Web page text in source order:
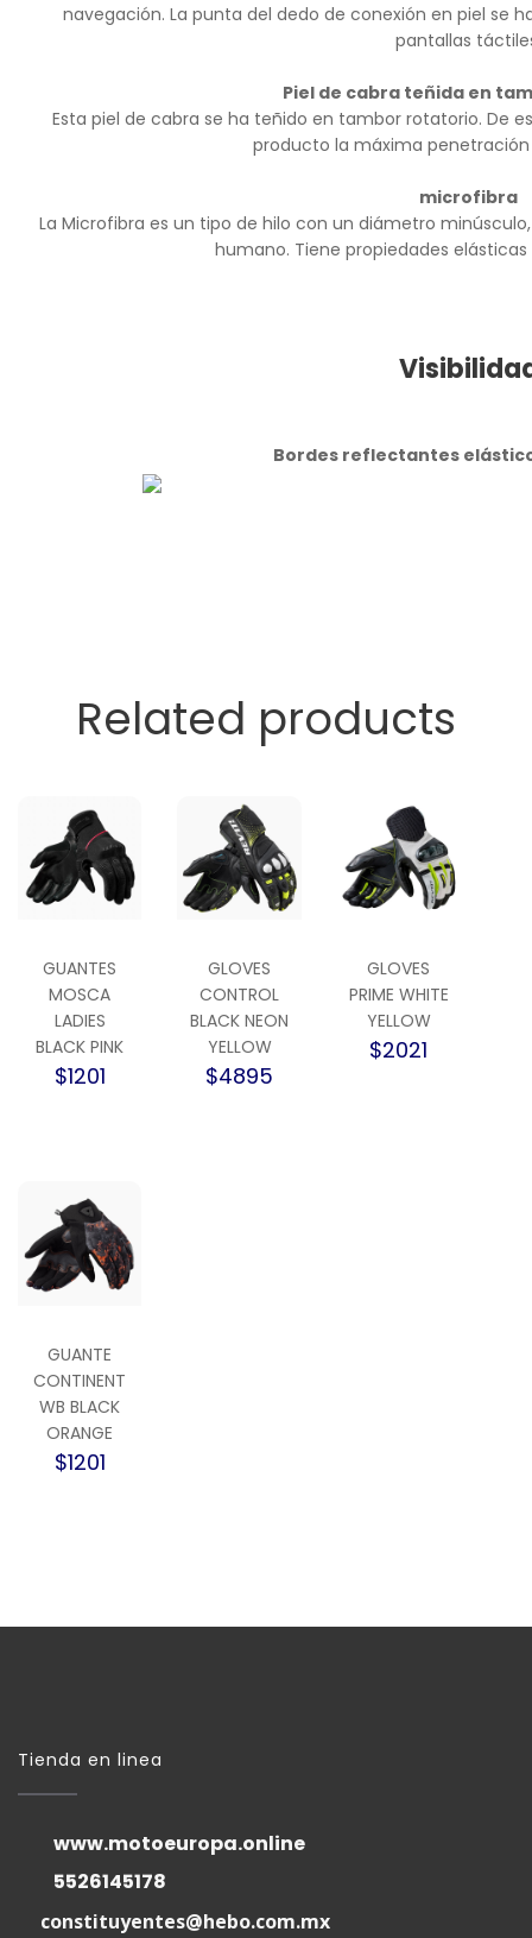
navegación. La punta del dedo de conexión en piel se
pantallas
Piel de cabra teñida en
Esta piel de cabra se ha teñido en tambor rotatorio. De
producto la máxima
microfibra
La Microfibra es un tipo de hilo con un diámetro
humano. Tiene propiedades
Bordes reflectantes
Related products
GUANTES
MOSCA
LADIES
BLACK PINK
$1201
GLOVES
CONTROL
BLACK NEON
YELLOW
$4895
GLOVES
PRIME WHITE
YELLOW
$2021
GUANTE
CONTINENT
WB BLACK
ORANGE
$1201
Tienda en linea
www.motoeuropa.online
5526145178
constituyentes@hebo.com.mx